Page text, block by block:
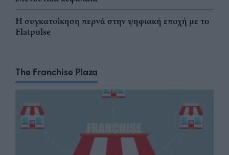
Η συγκατοίκηση περνά στην ψηφιακή εποχή με το
Flatpulse
The Franchise Plaza